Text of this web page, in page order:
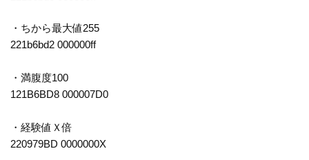
・ちから最大値255
221b6bd2 000000ff
・満腹度100
121B6BD8 000007D0
・経験値Ｘ倍
220979BD 0000000X